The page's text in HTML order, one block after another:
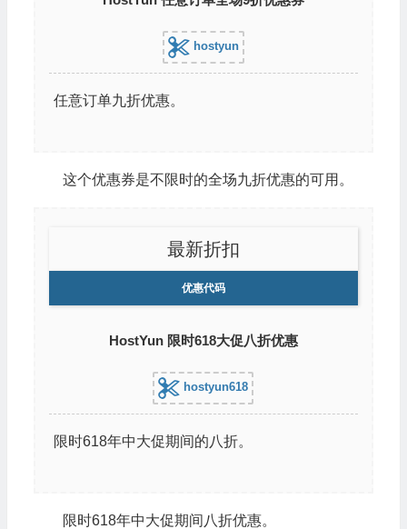
hostyun
任意订单九折优惠。
这个优惠券是不限时的全场九折优惠的可用。
最新折扣
优惠代码
HostYun 限时618大促八折优惠
hostyun618
限时618年中大促期间的八折。
限时618年中大促期间八折优惠。